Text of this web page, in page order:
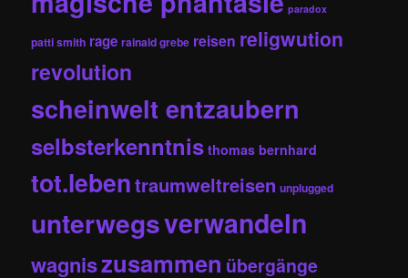
paradox
patti smith rage rainald grebe reisen religwution
revolution
scheinwelt entzaubern
selbsterkenntnis thomas bernhard
tot.lebentraumweltreisen unplugged
unterwegsverwandeln
wagniszusammen übergänge